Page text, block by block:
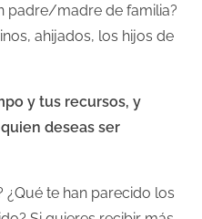
padre/madre de familia?
ahijados, los hijos de
y tus recursos, y
deseas ser
¿Qué te han parecido los